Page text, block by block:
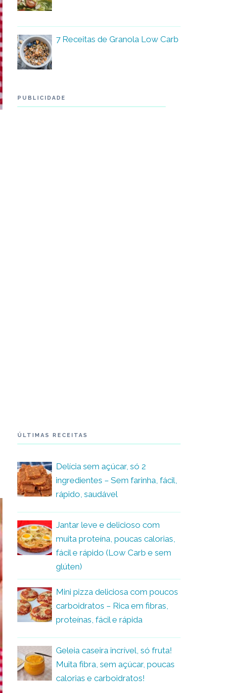
7 Receitas de Granola Low Carb
PUBLICIDADE
ÚLTIMAS RECEITAS
Delícia sem açúcar, só 2
ingredientes – Sem farinha, fácil,
rápido, saudável
Jantar leve e delicioso com
muita proteína, poucas calorias,
fácil e rápido (Low Carb e sem
glúten)
Mini pizza deliciosa com poucos
carboidratos – Rica em fibras,
proteínas, fácil e rápida
Geleia caseira incrível, só fruta!
Muita fibra, sem açúcar, poucas
calorias e carboidratos!